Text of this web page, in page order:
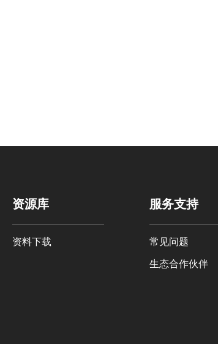
资源库
资料下载
服务支持
常见问题
生态合作伙伴